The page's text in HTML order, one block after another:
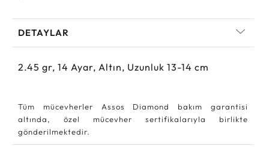
DETAYLAR
2.45 gr, 14 Ayar, Altın, Uzunluk 13-14 cm
Tüm mücevherler Assos Diamond bakım garantisi
altında, özel mücevher sertifikalarıyla birlikte
gönderilmektedir.